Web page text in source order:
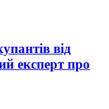
від
експерт про